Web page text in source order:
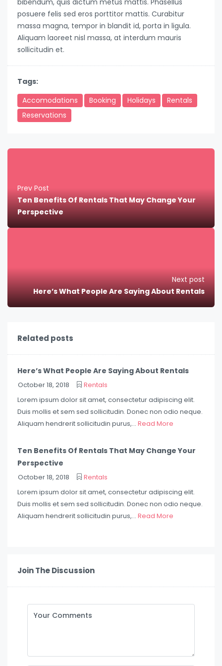
posuere felis sed eros porttitor mattis. Curabitur
massa magna, tempor in blandit id, porta in ligula.
Aliquam laoreet nisl massa, at interdum mauris
sollicitudin et.
Tags:
Accomodations
Booking Holidays
Rentals
Reservations
Prev Post
Ten Benefits Of Rentals That May Change Your
Perspective
Next post
Here’s What People Are Saying About Rentals
Related posts
Here’s What People Are Saying About Rentals
October 18, 2018
Rentals
Lorem ipsum dolor sit amet, consectetur adipiscing elit.
Duis mollis et sem sed sollicitudin. Donec non odio neque.
Aliquam hendrerit sollicitudin purus,... Read More
Ten Benefits Of Rentals That May Change Your
Perspective
October 18, 2018
Rentals
Lorem ipsum dolor sit amet, consectetur adipiscing elit.
Duis mollis et sem sed sollicitudin. Donec non odio neque.
Aliquam hendrerit sollicitudin purus,... Read More
Join The Discussion